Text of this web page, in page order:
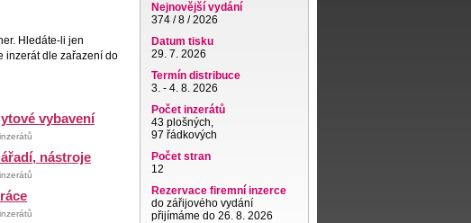
Hledáte-li jen
inzerát dle zařazení do
vybavení
nástroje
Nejnovější vydání
374 / 8 / 2026
Datum tisku
29. 7. 2026
Termín distribuce
3. - 4. 8. 2026
Počet inzerátů
43 plošných,
97 řádkových
Počet stran
12
Rezervace firemní inzerce
do zářijového vydání
přijímáme do 26. 8. 2026